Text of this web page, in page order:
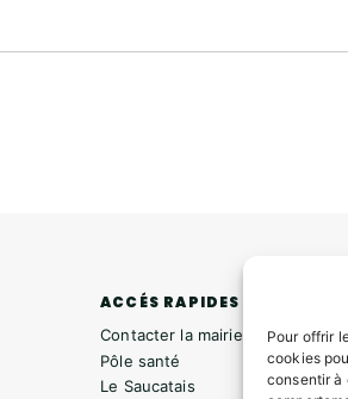
Pour offrir
cookies
consentir à
ACCÉS RAPIDES
Contacter la mairie
Pôle santé
Le Saucatais